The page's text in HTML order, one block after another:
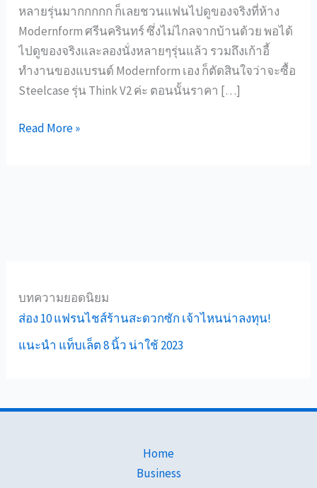
หลายรุ่นมากกกกก ก็เลยชวนแฟนไปดูของจริงที่ห้าง
Modernform ศรีนครินทร์ ซึ่งไม่ไกลจากบ้านด้วย พอได้
ไปดูของจริงและลองนั่งหลายๆรุ่นแล้ว รวมถึงเก้าอี้
ทำงานของแบรนด์ Modernform เอง ก็ตัดสินใจว่าจะซื้อ
Steelcase รุ่น Think V2 ค่ะ ตอนนั้นราคา […]
Read More »
บทความยอดนิยม
ส่อง 10 แฟรนไชส์ร้านสะดวกซัก เจ้าไหนน่าลงทุน!
แนะนำ แท็บเล็ต 8 นิ้ว น่าใช้ 2023
Home
Business